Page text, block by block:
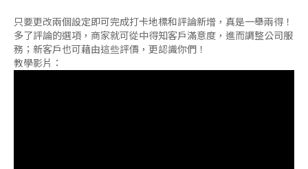
只要更改兩個設定即可完成打卡地標和評論新增，真是一舉兩得！
多了評論的選項，商家就可從中得知客戶滿意度，進而調整公司服
務；新客戶也可藉由這些評價，更認識你們！
教學影片：